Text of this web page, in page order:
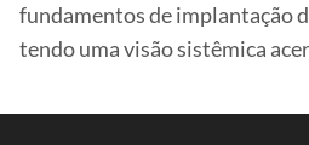
fundamentos de implantação
tendo uma visão sistêmica